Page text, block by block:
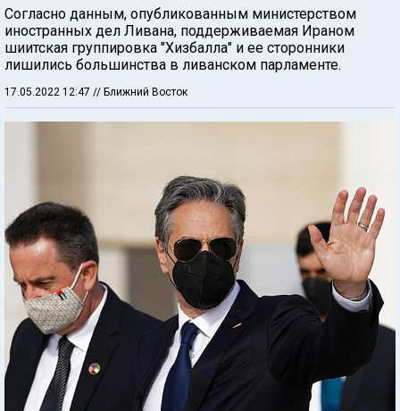
Согласно данным, опубликованным министерством
иностранных дел Ливана, поддерживаемая Ираном
шиитская группировка "Хизбалла" и ее сторонники
лишились большинства в ливанском парламенте.
17.05.2022 12:47 // Ближний Восток